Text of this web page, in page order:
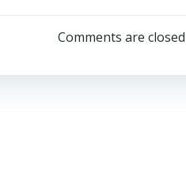
Comments are closed